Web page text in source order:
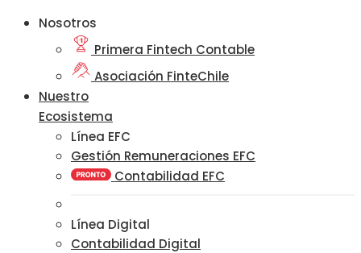
Nosotros
Primera Fintech Contable
Asociación FinteChile
Nuestro
Ecosistema
Línea EFC
Gestión Remuneraciones EFC
Contabilidad EFC
Línea Digital
Contabilidad Digital